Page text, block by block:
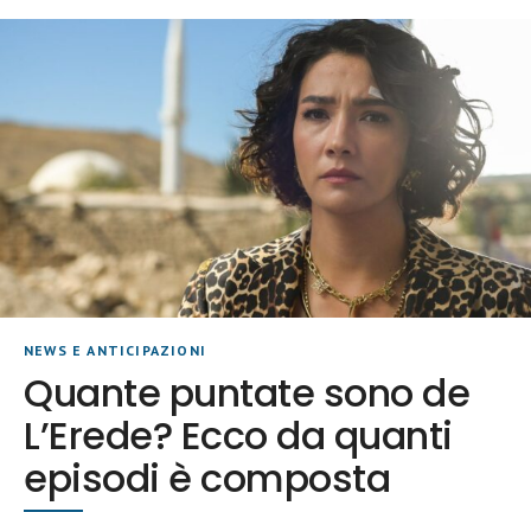
NEWS E ANTICIPAZIONI
Quante puntate sono de
L’Erede? Ecco da quanti
episodi è composta